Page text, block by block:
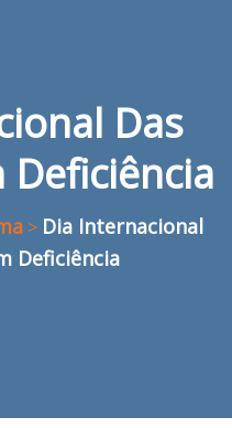
Das
Deficiência
> Dia Internacional
Deficiência